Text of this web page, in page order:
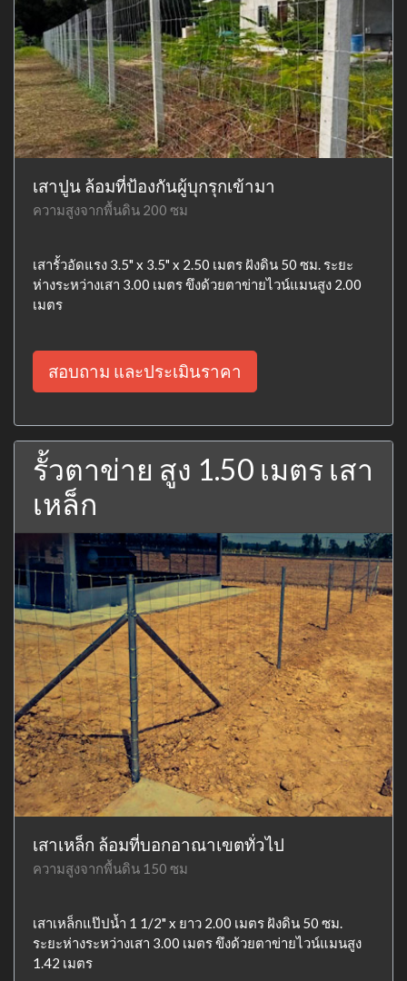
เสาปูน ล้อมที่ป้องกันผู้บุกรุกเข้ามา
ความสูงจากพื้นดิน 200 ซม
เสารั้วอัดแรง 3.5" x 3.5" x 2.50 เมตร ฝังดิน 50 ซม. ระยะ
ห่างระหว่างเสา 3.00 เมตร ขึงด้วยตาข่ายไวน์แมนสูง 2.00
เมตร
สอบถาม และประเมินราคา
รั้วตาข่าย สูง 1.50 เมตร เสา
เหล็ก
เสาเหล็ก ล้อมที่บอกอาณาเขตทั่วไป
ความสูงจากพื้นดิน 150 ซม
เสาเหล็กแป๊ปน้ำ 1 1/2" x ยาว 2.00 เมตร ฝังดิน 50 ซม.
ระยะห่างระหว่างเสา 3.00 เมตร ขึงด้วยตาข่ายไวน์แมนสูง
1.42 เมตร